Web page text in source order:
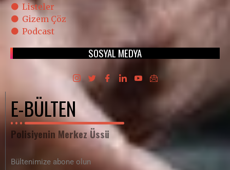
Listeler
Gizem Çöz
Podcast
SOSYAL MEDYA
E-BÜLTEN
Polisiyenin Merkez Üssü
Bültenimize abone olun